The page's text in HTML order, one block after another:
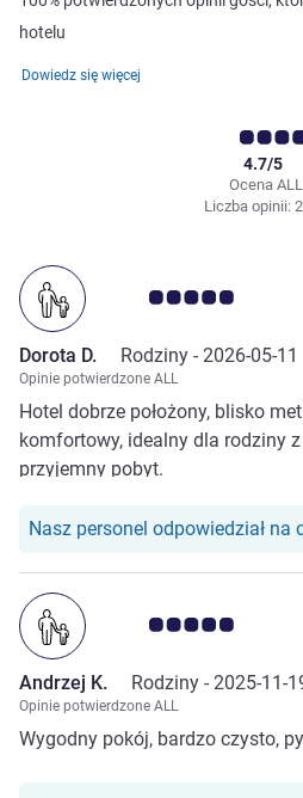
hotelu
Dowiedz się więcej
Ocena ALL
4.7/5
Liczba opinii:
Ocena klientów 5.0/5
Dorota D. Rodziny - 2026-05-11
Opinie potwierdzone ALL
Hotel dobrze położony, blisko
komfortowy, idealny dla rodziny
przyjemny pobyt.
Nasz personel odpowiedział na
Ocena klientów 5.0/5
Andrzej K. Rodziny - 2025-11-
Opinie potwierdzone ALL
Wygodny pokój, bardzo czysto,